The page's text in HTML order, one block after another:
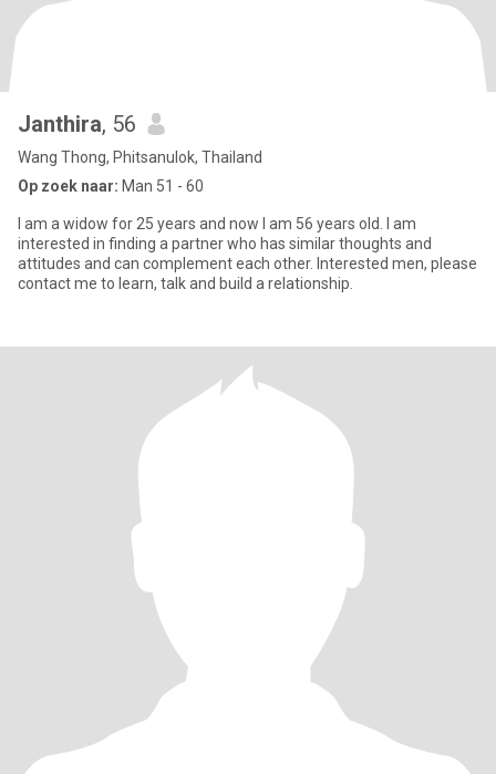
Janthira, 56
Wang Thong, Phitsanulok, Thailand
Op zoek naar: Man 51 - 60
I am a widow for 25 years and now I am 56 years old. I am
interested in finding a partner who has similar thoughts and
attitudes and can complement each other. Interested men, please
contact me to learn, talk and build a relationship.